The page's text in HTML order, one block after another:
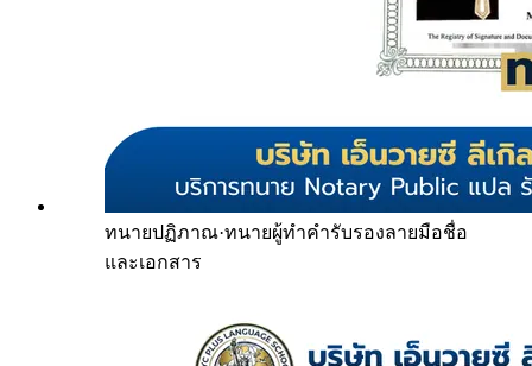
ทนายปฏิภาณ·ทนายผู้ทำคำรับรองลายมือชื่อ
และเอกสาร